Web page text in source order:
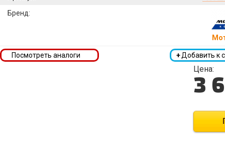
Бренд:
+Добавить к
Посмотреть аналоги
Цена:
3